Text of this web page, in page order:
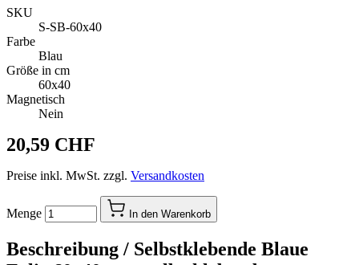
SKU
S-SB-60x40
Farbe
Blau
Größe in cm
60x40
Magnetisch
Nein
20,59 CHF
Preise inkl. MwSt. zzgl. Versandkosten
Menge In den Warenkorb
Beschreibung / Selbstklebende Blaue